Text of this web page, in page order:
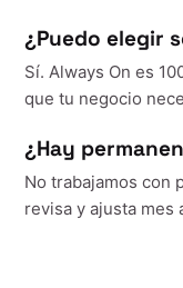
¿Puedo elegir
Sí. Always On es
que tu negocio
¿Hay
No trabajamos con
revisa y ajusta mes